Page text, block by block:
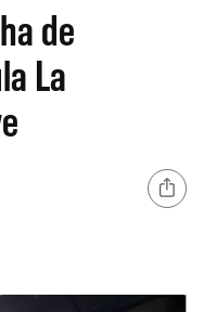
de
La